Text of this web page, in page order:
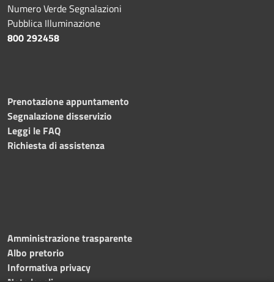
Numero Verde Segnalazioni
Pubblica Illuminazione
800 292458
Prenotazione appuntamento
Segnalazione disservizio
Leggi le FAQ
Richiesta di assistenza
Amministrazione trasparente
Albo pretorio
Informativa privacy